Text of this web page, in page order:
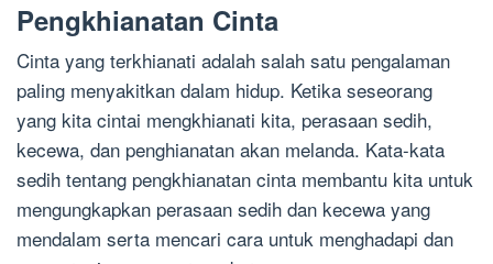
Pengkhianatan Cinta
Cinta yang terkhianati adalah salah satu pengalaman
paling menyakitkan dalam hidup. Ketika seseorang
yang kita cintai mengkhianati kita, perasaan sedih,
kecewa, dan penghianatan akan melanda. Kata-kata
sedih tentang pengkhianatan cinta membantu kita untuk
mengungkapkan perasaan sedih dan kecewa yang
mendalam serta mencari cara untuk menghadapi dan